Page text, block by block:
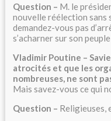
Question – M. le
nouvelle réélection sans
demandez-vous pas
s’acharner sur son peuple
Vladimir Poutine –
atrocités et que les
nombreuses, ne sont
Mais savez-vous ce qui
Question – Religieuses,